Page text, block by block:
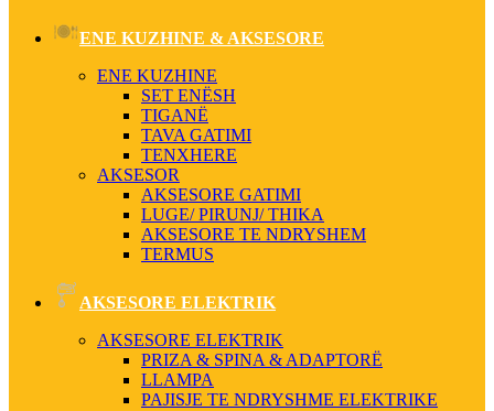
ENE KUZHINE & AKSESORE
ENE KUZHINE
SET ENËSH
TIGANË
TAVA GATIMI
TENXHERE
AKSESOR
AKSESORE GATIMI
LUGE/ PIRUNJ/ THIKA
AKSESORE TE NDRYSHEM
TERMUS
AKSESORE ELEKTRIK
AKSESORE ELEKTRIK
PRIZA & SPINA & ADAPTORË
LLAMPA
PAJISJE TE NDRYSHME ELEKTRIKE